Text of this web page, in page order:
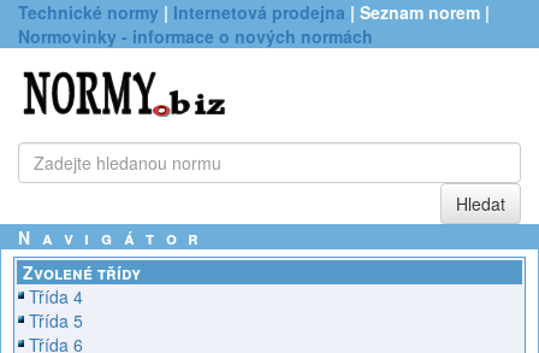
Technické normy | Internetová prodejna | Seznam norem |
Normovinky - informace o nových normách
Navigátor
Zvolené třídy
Třída 4
Třída 5
Třída 6